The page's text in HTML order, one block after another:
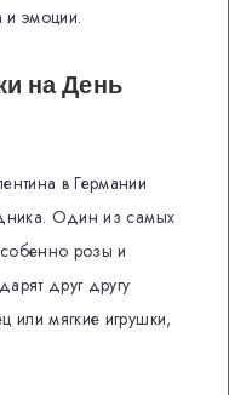
и эмоции.
на День
в Германии
Один из самых
розы и
друг другу
мягкие игрушки,